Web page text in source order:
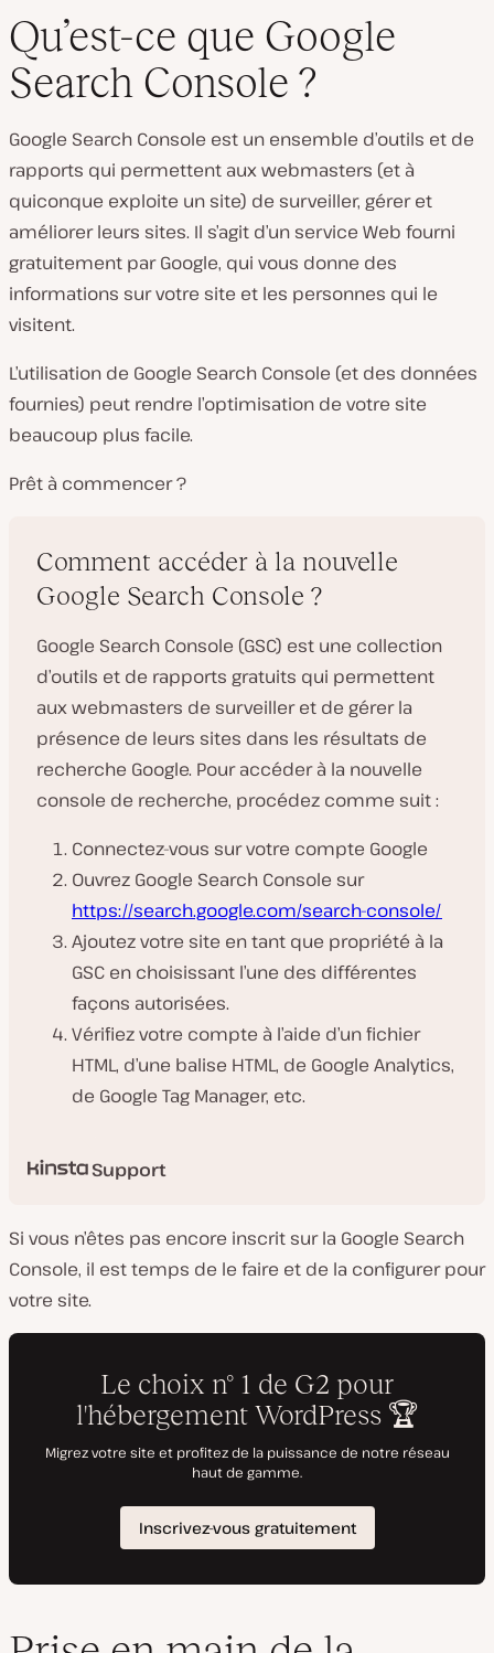
Qu’est-ce que Google
Search Console ?
Google Search Console est un ensemble d’outils et de
rapports qui permettent aux webmasters (et à
quiconque exploite un site) de surveiller, gérer et
améliorer leurs sites. Il s’agit d’un service Web fourni
gratuitement par Google, qui vous donne des
informations sur votre site et les personnes qui le
visitent.
L’utilisation de Google Search Console (et des données
fournies) peut rendre l’optimisation de votre site
beaucoup plus facile.
Prêt à commencer ?
Comment accéder à la nouvelle
Google Search Console ?
Google Search Console (GSC) est une collection
d’outils et de rapports gratuits qui permettent
aux webmasters de surveiller et de gérer la
présence de leurs sites dans les résultats de
recherche Google. Pour accéder à la nouvelle
console de recherche, procédez comme suit :
Connectez-vous sur votre compte Google
Ouvrez Google Search Console sur
https://search.google.com/search-console/
Ajoutez votre site en tant que propriété à la
GSC en choisissant l’une des différentes
façons autorisées.
Vérifiez votre compte à l’aide d’un fichier
HTML, d’une balise HTML, de Google Analytics,
de Google Tag Manager, etc.
Support
Si vous n’êtes pas encore inscrit sur la Google Search
Console, il est temps de le faire et de la configurer pour
votre site.